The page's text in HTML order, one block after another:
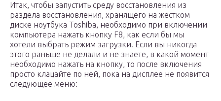
Итак, чтобы запустить среду восстановления из
раздела восстановления, хранящего на жестком
диске ноутбука Toshiba, необходимо при включении
компьютера нажать кнопку F8, как если бы мы
хотели выбрать режим загрузки. Если вы никогда
этого раньше не делали и не знаете, в какой момент
необходимо нажать на кнопку, то после включения
просто клацайте по ней, пока на дисплее не появится
следующее меню: